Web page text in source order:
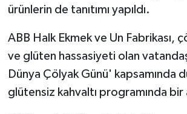
ürünlerin de tanıtımı yapıldı.
ABB Halk Ekmek ve Un Fabrikası,
ve glüten hassasiyeti olan
Dünya Çölyak Günü' kapsamında
glütensiz kahvaltı programında